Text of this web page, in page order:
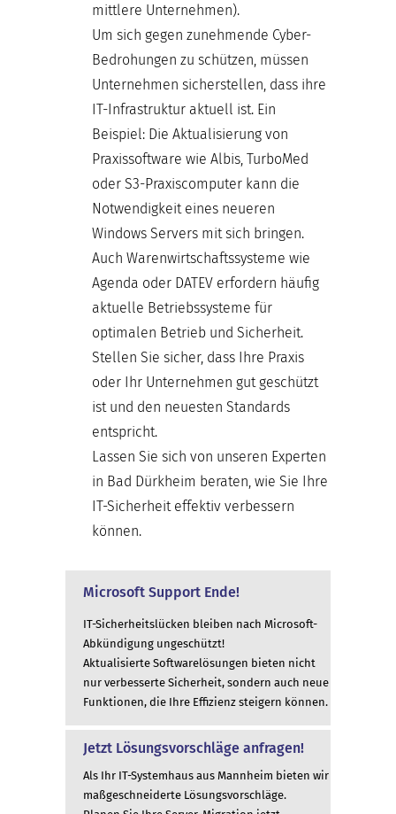
mittlere Unternehmen).
Um sich gegen zunehmende Cyber-
Bedrohungen zu schützen, müssen
Unternehmen sicherstellen, dass ihre
IT-Infrastruktur aktuell ist. Ein
Beispiel: Die Aktualisierung von
Praxissoftware wie Albis, TurboMed
oder S3-Praxiscomputer kann die
Notwendigkeit eines neueren
Windows Servers mit sich bringen.
Auch Warenwirtschaftssysteme wie
Agenda oder DATEV erfordern häufig
aktuelle Betriebssysteme für
optimalen Betrieb und Sicherheit.
Stellen Sie sicher, dass Ihre Praxis
oder Ihr Unternehmen gut geschützt
ist und den neuesten Standards
entspricht.
Lassen Sie sich von unseren Experten
in Bad Dürkheim beraten, wie Sie Ihre
IT-Sicherheit effektiv verbessern
können.
Microsoft Support Ende!
IT-Sicherheitslücken bleiben nach Microsoft-
Abkündigung ungeschützt!
Aktualisierte Softwarelösungen bieten nicht
nur verbesserte Sicherheit, sondern auch neue
Funktionen, die Ihre Effizienz steigern können.
Jetzt Lösungsvorschläge anfragen!
Als Ihr IT-Systemhaus aus Mannheim bieten wir
maßgeschneiderte Lösungsvorschläge.